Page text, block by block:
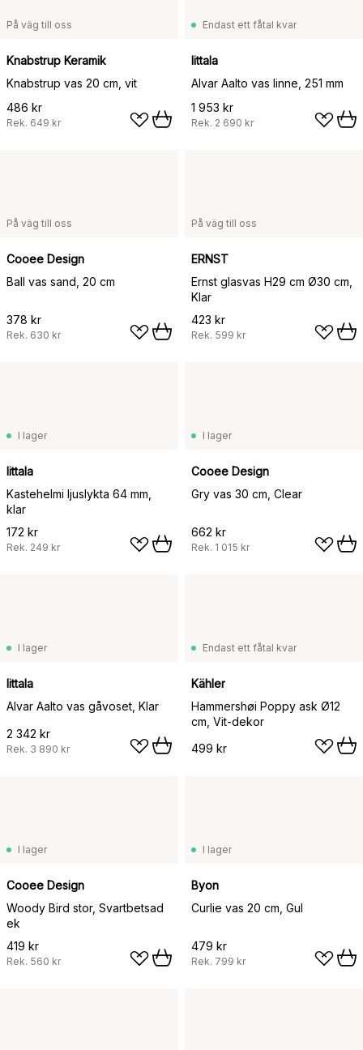
På väg till oss
Knabstrup Keramik
Knabstrup vas 20 cm, vit
486 kr
Rek. 649 kr
Endast ett fåtal kvar
Iittala
Alvar Aalto vas linne, 251 mm
1 953 kr
Rek. 2 690 kr
På väg till oss
Cooee Design
Ball vas sand, 20 cm
378 kr
Rek. 630 kr
På väg till oss
ERNST
Ernst glasvas H29 cm Ø30 cm,
Klar
423 kr
Rek. 599 kr
I lager
Iittala
Kastehelmi ljuslykta 64 mm,
klar
172 kr
Rek. 249 kr
I lager
Cooee Design
Gry vas 30 cm, Clear
662 kr
Rek. 1 015 kr
I lager
Iittala
Alvar Aalto vas gåvoset, Klar
2 342 kr
Rek. 3 890 kr
Endast ett fåtal kvar
Kähler
Hammershøi Poppy ask Ø12
cm, Vit-dekor
499 kr
I lager
Cooee Design
Woody Bird stor, Svartbetsad
ek
419 kr
Rek. 560 kr
I lager
Byon
Curlie vas 20 cm, Gul
479 kr
Rek. 799 kr